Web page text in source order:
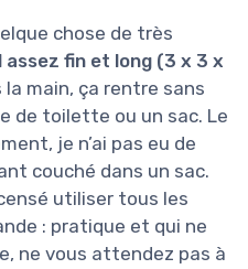
chose de très
assez fin et long (3 x 3 x
main, ça rentre sans
de toilette ou un sac. Le
je n’ai pas eu de
couché dans un sac.
utiliser tous les
: pratique et qui ne
ne vous attendez pas à